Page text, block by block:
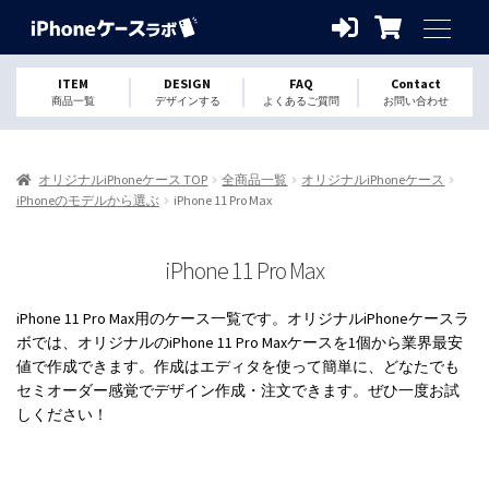
ITEM
商品一覧
DESIGN
デザインする
FAQ
よくあるご質問
Contact
お問い合わせ
オリジナルiPhoneケース TOP 全商品一覧
オリジナルiPhoneケース
iPhoneのモデルから選ぶ
iPhone 11 Pro Max
iPhone 11 Pro Max
iPhone 11 Pro Max用のケース一覧です。オリジナルiPhoneケースラ
ボでは、オリジナルのiPhone 11 Pro Maxケースを1個から業界最安
値で作成できます。作成はエディタを使って簡単に、どなたでも
セミオーダー感覚でデザイン作成・注文できます。ぜひ一度お試
しください！